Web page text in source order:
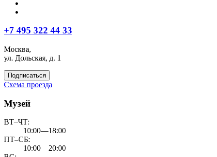
+7 495 322 44 33
Москва,
ул. Дольская, д. 1
Подписаться
Схема проезда
Музей
ВТ–ЧТ:
10:00—18:00
ПТ–СБ:
10:00—20:00